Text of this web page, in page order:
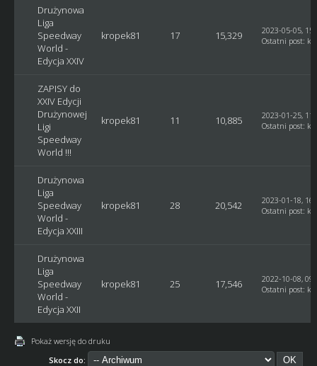
Drużynowa
Liga
Speedway
World -
Edycja XXIV
kropek81 17 15,329
2023-05-05,
Ostatni post:
ZAPISY do
XXIV Edycji
Drużynowej
Ligi
Speedway
World !!!
kropek81 11 10,885
2023-01-25,
Ostatni post:
Drużynowa
Liga
Speedway
World -
Edycja XXIII
kropek81 28 20,542
2023-01-18,
Ostatni post:
Drużynowa
Liga
Speedway
World -
Edycja XXII
kropek81 25 17,546
2022-10-08,
Ostatni post:
Pokaż wersję do druku
Skocz do: